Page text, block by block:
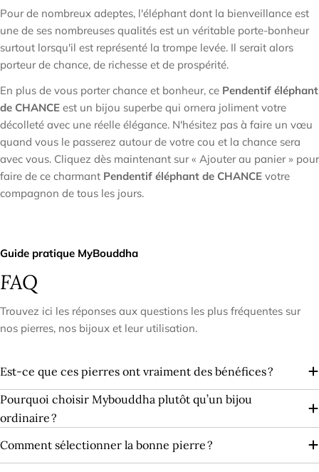
Pour de nombreux adeptes, l'éléphant dont la bienveillance est
une de ses nombreuses qualités est un véritable porte-bonheur
surtout lorsqu'il est représenté la trompe levée. Il serait alors
porteur de chance, de richesse et de prospérité.
En plus de vous porter chance et bonheur, ce Pendentif éléphant
de CHANCE est un bijou superbe qui ornera joliment votre
décolleté avec une réelle élégance. N'hésitez pas à faire un vœu
quand vous le passerez autour de votre cou et la chance sera
avec vous. Cliquez dès maintenant sur « Ajouter au panier » pour
faire de ce charmant Pendentif éléphant de CHANCE votre
compagnon de tous les jours.
Guide pratique MyBouddha
FAQ
Trouvez ici les réponses aux questions les plus fréquentes sur
nos pierres, nos bijoux et leur utilisation.
Est-ce que ces pierres ont vraiment des bénéfices ?
Pourquoi choisir Mybouddha plutôt qu’un bijou
ordinaire ?
Comment sélectionner la bonne pierre ?